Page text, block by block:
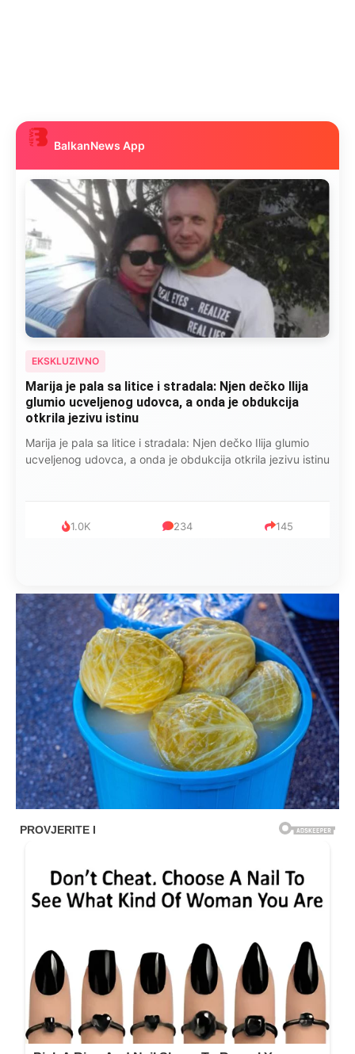
BalkanNews App
EKSKLUZIVNO
Kad se Marin suprug razbolio ona ga kupala,
pelene mu mijenjala: Jedno jutro je poslao po
čokoladu..
Kad se Marin suprug razbolio ona ga kupala, pelene mu
mijenjala: Jedno jutro je poslao po čokoladu..
999 321 234